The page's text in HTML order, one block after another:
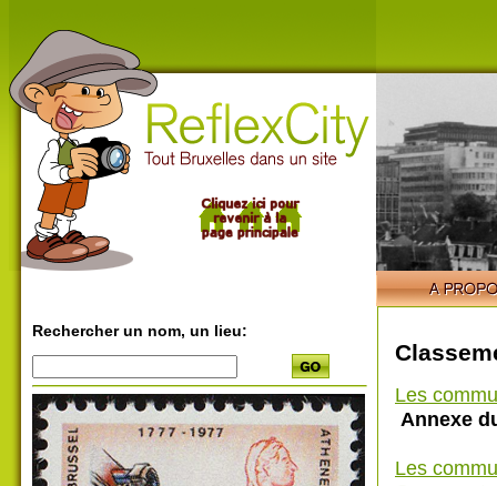
Rechercher un nom, un lieu:
Les
Annexe
Les